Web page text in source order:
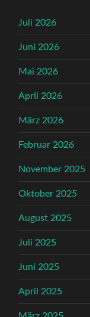
Juli 2026
Juni 2026
Mai 2026
April 2026
März 2026
Februar 2026
November 2025
Oktober 2025
August 2025
Juli 2025
Juni 2025
April 2025